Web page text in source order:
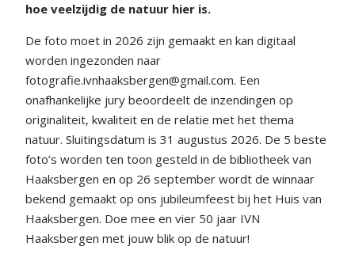
hoe veelzijdig de natuur hier is.
De foto moet in 2026 zijn gemaakt en kan digitaal
worden ingezonden naar
fotografie.ivnhaaksbergen@gmail.com. Een
onafhankelijke jury beoordeelt de inzendingen op
originaliteit, kwaliteit en de relatie met het thema
natuur. Sluitingsdatum is 31 augustus 2026. De 5 beste
foto’s worden ten toon gesteld in de bibliotheek van
Haaksbergen en op 26 september wordt de winnaar
bekend gemaakt op ons jubileumfeest bij het Huis van
Haaksbergen. Doe mee en vier 50 jaar IVN
Haaksbergen met jouw blik op de natuur!